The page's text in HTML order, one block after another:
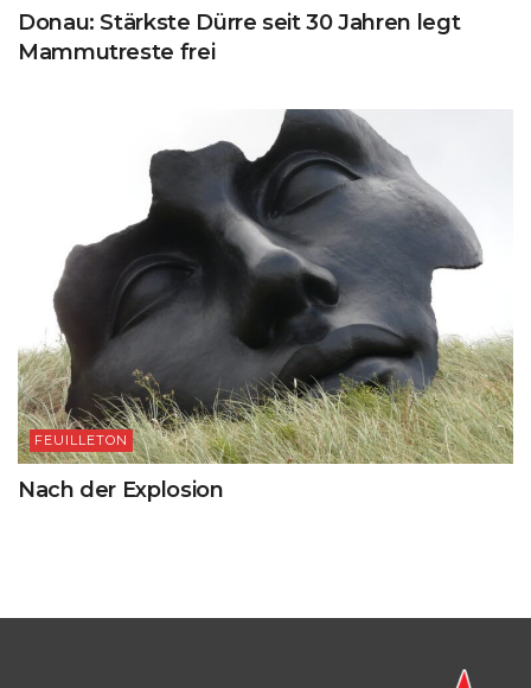
Donau: Stärkste Dürre seit 30 Jahren legt
Mammutreste frei
FEUILLETON
Nach der Explosion